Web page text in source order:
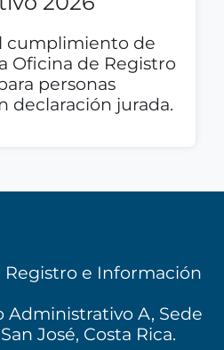
cumplimiento de
Oficina de Registro
personas
declaración jurada.
e Información
Administrativo A, Sede
José, Costa Rica.